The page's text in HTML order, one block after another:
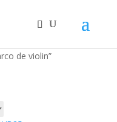
de violin”